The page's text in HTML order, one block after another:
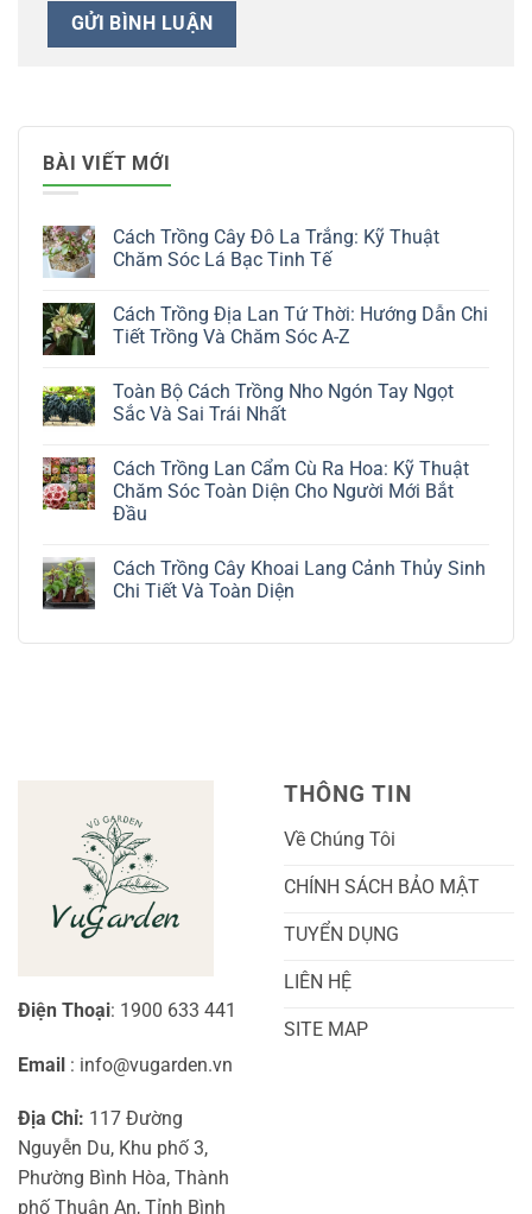
BÀI VIẾT MỚI
Cách Trồng Cây Đô La Trắng: Kỹ Thuật
Chăm Sóc Lá Bạc Tinh Tế
bình
luận
Cây
Đô
La
Thuật
Chăm
Sóc
Lá
Tế
Cách Trồng Địa Lan Tứ Thời: Hướng Dẫn Chi
Tiết Trồng Và Chăm Sóc A-Z
bình
luận
ở
Địa
Lan
Tứ
Thời:
Chi
Tiết
Trồng
Toàn Bộ Cách Trồng Nho Ngón Tay Ngọt
Sắc Và Sai Trái Nhất
bình
luận
ở
Toàn
Trồng
Nho
Ngón
Cách Trồng Lan Cẩm Cù Ra Hoa: Kỹ Thuật
Chăm Sóc Toàn Diện Cho Người Mới Bắt
Đầu
bình
luận
ở
Lan
Cho
Người
Mới
Bắt
Đầu
Cách Trồng Cây Khoai Lang Cảnh Thủy Sinh
Chi Tiết Và Toàn Diện
bình
Chi
Tiết
Và
Toàn
Diện
Điện Thoại: 1900 633 441
Email : info@vugarden.vn
Địa Chỉ: 117 Đường
Nguyễn Du, Khu phố 3,
Phường Bình Hòa, Thành
phố Thuận An, Tỉnh Bình
THÔNG TIN
Về Chúng Tôi
CHÍNH SÁCH BẢO MẬT
TUYỂN DỤNG
LIÊN HỆ
SITE MAP